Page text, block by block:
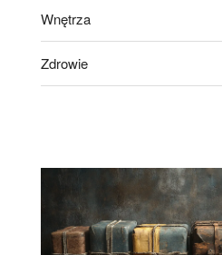
Wnętrza
Zdrowie